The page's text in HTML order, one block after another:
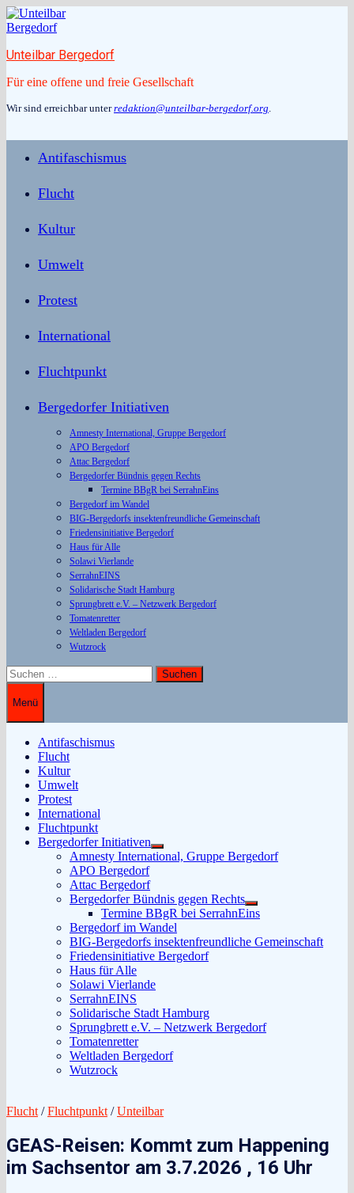
Zum
Inhalt
Unteilbar Bergedorf
Für eine offene und freie Gesellschaft
Wir sind erreichbar unterredaktion@unteilbar-bergedorf.org.
Antifaschismus
Flucht
Kultur
Umwelt
Protest
International
Fluchtpunkt
Bergedorfer Initiativen
Amnesty International, Gruppe Bergedorf
APO Bergedorf
Attac Bergedorf
Bergedorfer Bündnis gegen Rechts
Termine BBgR bei SerrahnEins
Bergedorf im Wandel
BIG-Bergedorfs insektenfreundliche Gemeinschaft
Friedensinitiative Bergedorf
Haus für Alle
Solawi Vierlande
SerrahnEINS
Solidarische Stadt Hamburg
Sprungbrett e.V. – Netzwerk Bergedorf
Tomatenretter
Weltladen Bergedorf
Wutzrock
Suchen
nach:
Menü
Antifaschismus
Flucht
Kultur
Umwelt
Protest
International
Fluchtpunkt
Bergedorfer Initiativen
Untermenü
anzeigen
Amnesty International, Gruppe Bergedorf
APO Bergedorf
Attac Bergedorf
Bergedorfer Bündnis gegen Rechts
Untermenü
anzeigen
Termine BBgR bei SerrahnEins
Bergedorf im Wandel
BIG-Bergedorfs insektenfreundliche Gemeinschaft
Friedensinitiative Bergedorf
Haus für Alle
Solawi Vierlande
SerrahnEINS
Solidarische Stadt Hamburg
Sprungbrett e.V. – Netzwerk Bergedorf
Tomatenretter
Weltladen Bergedorf
Wutzrock
Flucht /Fluchtpunkt /Unteilbar
GEAS-Reisen: Kommt zum Happening
im Sachsentor am 3.7.2026 , 16 Uhr